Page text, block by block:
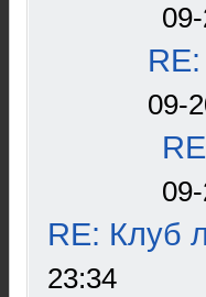
09-
RE: Клуб
23:34